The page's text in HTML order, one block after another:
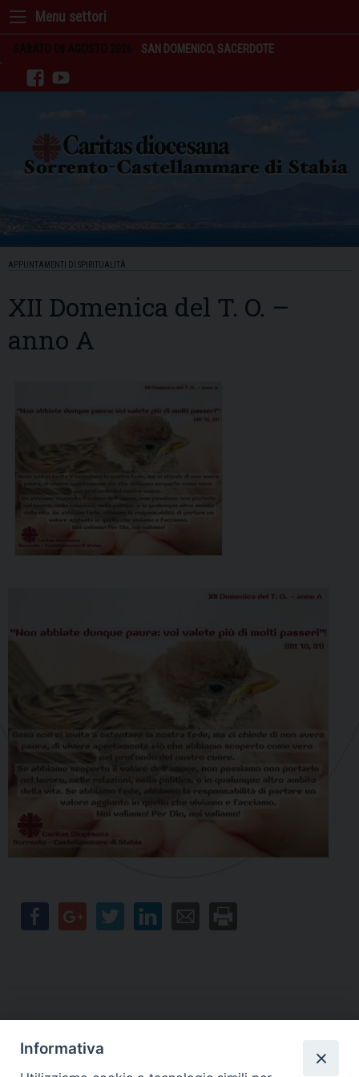
Skip
content
SABATO 08 AGOSTO 2026 SAN DOMENICO, SACERDOTE
facebookyoutube
APPUNTAMENTI DI SPIRITUALITÀ
XII Domenica del T. O. –
anno A
Contatti
Informativa